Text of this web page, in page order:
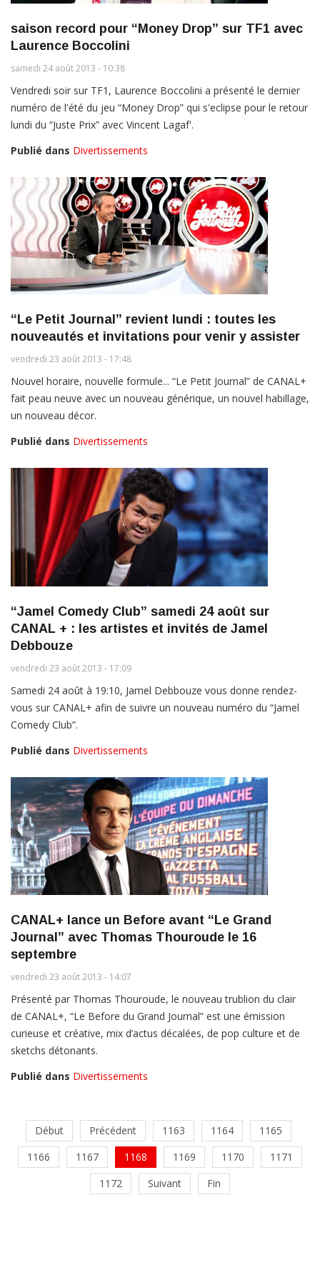
saison record pour “Money Drop” sur TF1 avec
Laurence Boccolini
samedi 24 août 2013 - 10:38
Vendredi soir sur TF1, Laurence Boccolini a présenté le dernier
numéro de l'été du jeu “Money Drop” qui s'eclipse pour le retour
lundi du “Juste Prix” avec Vincent Lagaf'.
Publié dans Divertissements
“Le Petit Journal” revient lundi : toutes les
nouveautés et invitations pour venir y assister
vendredi 23 août 2013 - 17:48
Nouvel horaire, nouvelle formule... “Le Petit Journal” de CANAL+
fait peau neuve avec un nouveau générique, un nouvel habillage,
un nouveau décor.
Publié dans Divertissements
“Jamel Comedy Club” samedi 24 août sur
CANAL + : les artistes et invités de Jamel
Debbouze
vendredi 23 août 2013 - 17:09
Samedi 24 août à 19:10, Jamel Debbouze vous donne rendez-
vous sur CANAL+ afin de suivre un nouveau numéro du “Jamel
Comedy Club”.
Publié dans Divertissements
CANAL+ lance un Before avant “Le Grand
Journal” avec Thomas Thouroude le 16
septembre
vendredi 23 août 2013 - 14:07
Présenté par Thomas Thouroude, le nouveau trublion du clair
de CANAL+, “Le Before du Grand Journal” est une émission
curieuse et créative, mix d’actus décalées, de pop culture et de
sketchs détonants.
Publié dans Divertissements
Début Précédent 1163 1164
1165
1166
1167 1168 1169 1170
1171
1172
Suivant Fin